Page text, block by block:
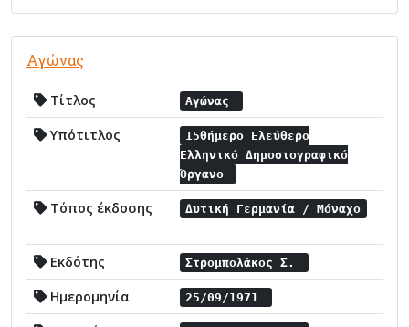
Αγώνας
Τίτλος Αγώνας
Υπότιτλος
15θήμερο Ελεύθερο
Ελληνικό Δημοσιογραφικό
Όργανο
Τόπος έκδοσης Δυτική Γερμανία / Μόναχο
Εκδότης Στρομπολάκος Σ.
Ημερομηνία 25/09/1971